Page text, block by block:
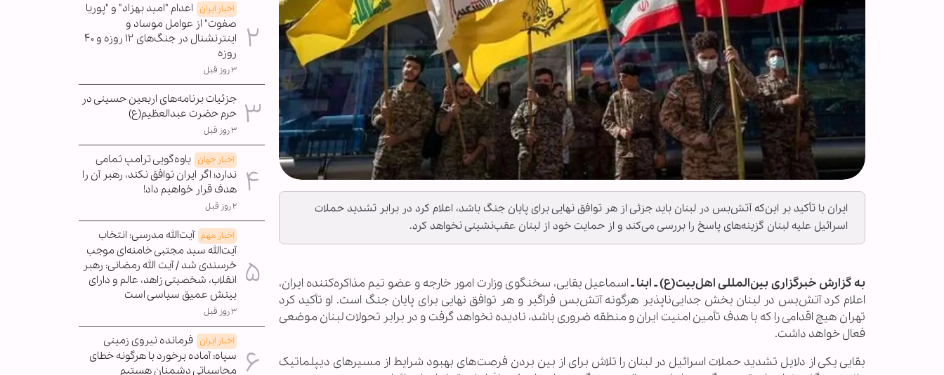
ایران با تأکید بر این‌که آتش‌بس در لبنان باید جزئی از هر توافق نهایی برای پایان جنگ باشد، اعلام کرد در برابر تشدید حملات
اسرائیل علیه لبنان گزینه‌های پاسخ را بررسی می‌کند و از حمایت خود از لبنان عقب‌نشینی نخواهد کرد.
به گزارش خبرگزاری بین‌المللی اهل‌بیت(ع) ـ ابنا ـاسماعیل بقایی، سخنگوی وزارت امور خارجه و عضو تیم مذاکره‌کننده ایران،
اعلام کرد آتش‌بس در لبنان بخش جدایی‌ناپذیر هرگونه آتش‌بس فراگیر و هر توافق نهایی برای پایان جنگ است. او تأکید کرد
تهران هیچ اقدامی را که با هدف تأمین امنیت ایران و منطقه ضروری باشد، نادیده نخواهد گرفت و در برابر تحولات لبنان موضعی
فعال خواهد داشت.
بقایی یکی از دلایل تشدید حملات اسرائیل در لبنان را تلاش برای از بین بردن فرصت‌های بهبود شرایط از مسیرهای دیپلماتیک
اخبار ایران اعدام "امید بهزاد" و "پوریا
صفوت" از عوامل موساد و
اینترنشنال در جنگ‌های ۱۲ روزه و ۴۰
روزه
۳ روز قبل
جزئیات برنامه‌های اربعین حسینی در
حرم حضرت عبدالعظیم(ع)
۳ روز قبل
اخبار جهان یاوه‌گویی ترامپ تمامی
ندارد؛ اگر ایران توافق نکند، رهبر آن را
هدف قرار خواهیم داد!
۲ روز قبل
اخبار مهم آیت‌الله مدرسی: انتخاب
آیت‌الله سید مجتبی خامنه‌ای موجب
خرسندی شد / آیت الله رمضانی: رهبر
انقلاب، شخصیتی زاهد، عالم و دارای
بینش عمیق سیاسی است
۳ روز قبل
اخبار ایران فرمانده نیروی زمینی
سپاه: آماده برخورد با هرگونه خطای
محاسباتی دشمنان هستیم